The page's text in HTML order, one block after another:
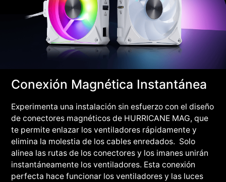
Conexión Magnética Instantánea
Experimenta una instalación sin esfuerzo con el diseño
de conectores magnéticos de HURRICANE MAG, que
te permite enlazar los ventiladores rápidamente y
elimina la molestia de los cables enredados. Solo
alinea las rutas de los conectores y los imanes unirán
instantáneamente los ventiladores. Esta conexión
perfecta hace funcionar los ventiladores y las luces